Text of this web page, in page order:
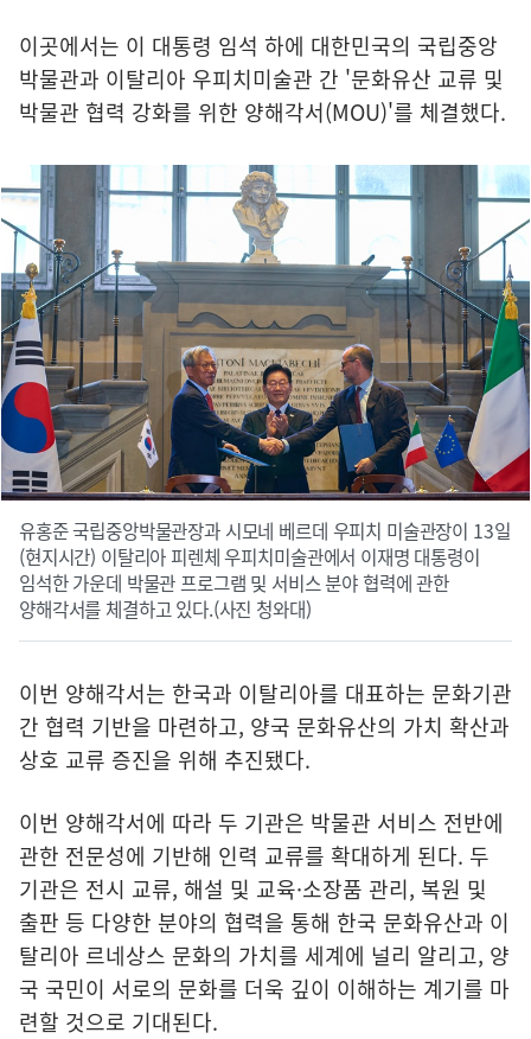
이곳에서는 이 대통령 임석 하에 대한민국의 국립중앙
박물관과 이탈리아 우피치미술관 간 '문화유산 교류 및
박물관 협력 강화를 위한 양해각서(MOU)'를 체결했다.
유홍준 국립중앙박물관장과 시모네 베르데 우피치 미술관장이 13일
(현지시간) 이탈리아 피렌체 우피치미술관에서 이재명 대통령이
임석한 가운데 박물관 프로그램 및 서비스 분야 협력에 관한
양해각서를 체결하고 있다.(사진 청와대)
이번 양해각서는 한국과 이탈리아를 대표하는 문화기관
간 협력 기반을 마련하고, 양국 문화유산의 가치 확산과
상호 교류 증진을 위해 추진됐다.
이번 양해각서에 따라 두 기관은 박물관 서비스 전반에
관한 전문성에 기반해 인력 교류를 확대하게 된다. 두
기관은 전시 교류, 해설 및 교육·소장품 관리, 복원 및
출판 등 다양한 분야의 협력을 통해 한국 문화유산과 이
탈리아 르네상스 문화의 가치를 세계에 널리 알리고, 양
국 국민이 서로의 문화를 더욱 깊이 이해하는 계기를 마
련할 것으로 기대된다.